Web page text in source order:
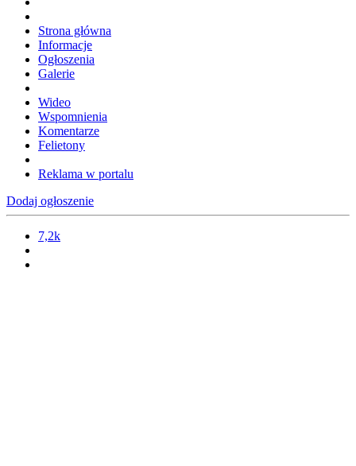
Strona główna
Informacje
Ogłoszenia
Galerie
Wideo
Wspomnienia
Komentarze
Felietony
Reklama w portalu
Dodaj ogłoszenie
7,2k